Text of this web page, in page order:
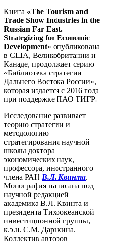
Книга ‎«‎The Tourism and
Trade Show Industries in the
Russian Far East.
Strategizing for Economic
Development» опубликована
в США, Великобритании и
Канаде, продолжает серию
«Библиотека стратегии
Дальнего Востока России»,
которая издается с 2016 года
при поддержке ПАО ТИГР.
Исследование развивает
теорию стратегии и
методологию
стратегирования научной
школы доктора
экономических наук,
профессора, иностранного
члена РАН В.Л. Квинта.
Монография написана под
научной редакцией
академика В.Л. Квинта и
президента Тихоокеанской
инвестиционной группы,
к.э.н. С.М. Дарькина.
Коллектив авторов